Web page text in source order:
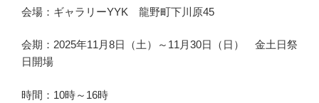
会場：ギャラリーYYK 龍野町下川原45
会期：2025年11月8日（土）～11月30日（日） 金土日祭
日開場
時間：10時～16時